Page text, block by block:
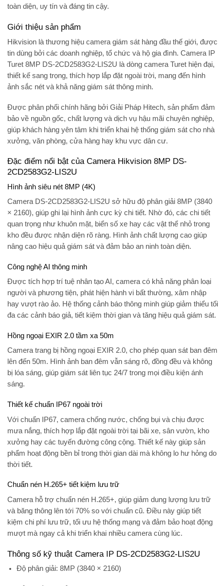
toàn diện, uy tín và đáng tin cậy.
Giới thiệu sản phẩm
Hikvision là thương hiệu camera giám sát hàng đầu thế giới, được
tin dùng bởi các doanh nghiệp, tổ chức và hộ gia đình. Camera IP
Turet 8MP DS-2CD2583G2-LIS2U là dòng camera Turet hiện đại,
thiết kế sang trọng, thích hợp lắp đặt ngoài trời, mang đến hình
ảnh sắc nét và khả năng giám sát thông minh.
Được phân phối chính hãng bởi Giải Pháp Hitech, sản phẩm đảm
bảo về nguồn gốc, chất lượng và dịch vụ hậu mãi chuyên nghiệp,
giúp khách hàng yên tâm khi triển khai hệ thống giám sát cho nhà
xưởng, văn phòng, cửa hàng hay khu vực dân cư.
Đặc điểm nổi bật của Camera Hikvision 8MP DS-
2CD2583G2-LIS2U
Hình ảnh siêu nét 8MP (4K)
Camera DS-2CD2583G2-LIS2U sở hữu độ phân giải 8MP (3840
× 2160), giúp ghi lại hình ảnh cực kỳ chi tiết. Nhờ đó, các chi tiết
quan trọng như khuôn mặt, biển số xe hay các vật thể nhỏ trong
kho đều được nhận diện rõ ràng. Hình ảnh chất lượng cao giúp
nâng cao hiệu quả giám sát và đảm bảo an ninh toàn diện.
Công nghệ AI thông minh
Được tích hợp trí tuệ nhân tạo AI , camera có khả năng phân loại
người và phương tiện, phát hiện hành vi bất thường, xâm nhập
hay vượt rào ảo. Hệ thống cảnh báo thông minh giúp giảm thiểu tối
đa các cảnh báo giả, tiết kiệm thời gian và tăng hiệu quả giám sát.
Hồng ngoại EXIR 2.0 tầm xa 50m
Camera trang bị hồng ngoại EXIR 2.0, cho phép quan sát ban đêm
lên đến 50m. Hình ảnh ban đêm vẫn sáng rõ, đồng đều và không
bị lóa sáng, giúp giám sát liên tục 24/7 trong mọi điều kiện ánh
sáng.
Thiết kế chuẩn IP67 ngoài trời
Với chuẩn IP67, camera chống nước, chống bụi và chịu được
mưa nắng, thích hợp lắp đặt ngoài trời tại bãi xe, sân vườn, kho
xưởng hay các tuyến đường công cộng. Thiết kế này giúp sản
phẩm hoạt động bền bỉ trong thời gian dài mà không lo hư hỏng do
thời tiết.
Chuẩn nén H.265+ tiết kiệm lưu trữ
Camera hỗ trợ chuẩn nén H.265+, giúp giảm dung lượng lưu trữ
và băng thông lên tới 70% so với chuẩn cũ. Điều này giúp tiết
kiệm chi phí lưu trữ, tối ưu hệ thống mạng và đảm bảo hoạt động
mượt mà ngay cả khi triển khai nhiều camera cùng lúc.
Thông số kỹ thuật Camera IP DS-2CD2583G2-LIS2U
Độ phân giải: 8MP (3840 × 2160)